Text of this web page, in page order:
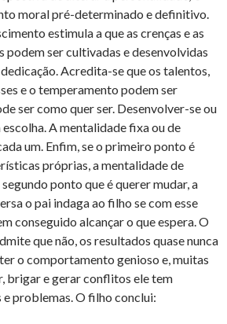
moral pré-determinado e definitivo.
estimula a que as crenças e as
podem ser cultivadas e desenvolvidas
Acredita-se que os talentos,
e o temperamento podem ser
ser como quer ser. Desenvolver-se ou
A mentalidade fixa ou de
um. Enfim, se o primeiro ponto é
próprias, a mentalidade de
ponto que é querer mudar, a
o pai indaga ao filho se com esse
conseguido alcançar o que espera. O
que não, os resultados quase nunca
o comportamento genioso e, muitas
brigar e gerar conflitos ele tem
problemas. O filho conclui: